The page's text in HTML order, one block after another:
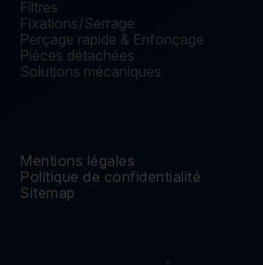
Filtres
Fixations/Serrage
Perçage rapide & Enfonçage
Pièces détachées
Solutions mécaniques
Mentions légales
Politique de confidentialité
Sitemap